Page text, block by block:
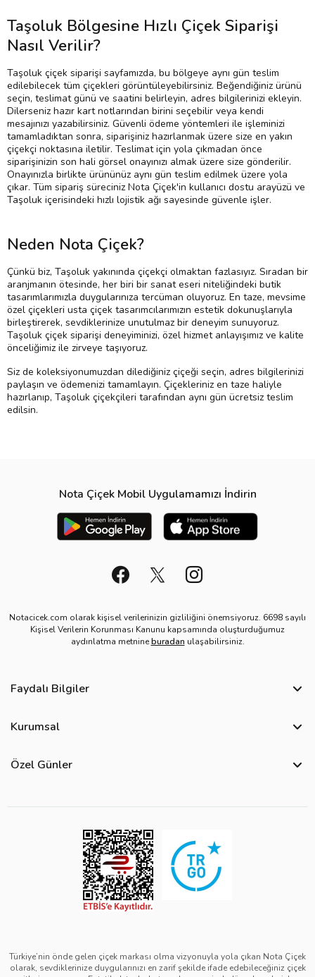
Taşoluk Bölgesine Hızlı Çiçek Siparişi
Nasıl Verilir?
Taşoluk çiçek siparişi sayfamızda, bu bölgeye aynı gün teslim
edilebilecek tüm çiçekleri görüntüleyebilirsiniz. Beğendiğiniz ürünü
seçin, teslimat günü ve saatini belirleyin, adres bilgilerinizi ekleyin.
Dilerseniz hazır kart notlarından birini seçebilir veya kendi
mesajınızı yazabilirsiniz. Güvenli ödeme yöntemleri ile işleminizi
tamamladıktan sonra, siparişiniz hazırlanmak üzere size en yakın
çiçekçi noktasına iletilir. Teslimat için yola çıkmadan önce
siparişinizin son hali görsel onayınızı almak üzere size gönderilir.
Onayınızla birlikte ürününüz aynı gün teslim edilmek üzere yola
çıkar. Tüm sipariş süreciniz Nota Çiçek'in kullanıcı dostu arayüzü ve
Taşoluk içerisindeki hızlı lojistik ağı sayesinde güvenle işler.
Neden Nota Çiçek?
Çünkü biz, Taşoluk yakınında çiçekçi olmaktan fazlasıyız. Sıradan bir
aranjmanın ötesinde, her biri bir sanat eseri niteliğindeki butik
tasarımlarımızla duygularınıza tercüman oluyoruz. En taze, mevsime
özel çiçekleri usta çiçek tasarımcılarımızın estetik dokunuşlarıyla
birleştirerek, sevdiklerinize unutulmaz bir deneyim sunuyoruz.
Taşoluk çiçek siparişi deneyiminizi, özel hizmet anlayışımız ve kalite
önceliğimiz ile zirveye taşıyoruz.
Siz de koleksiyonumuzdan dilediğiniz çiçeği seçin, adres bilgilerinizi
paylaşın ve ödemenizi tamamlayın. Çiçekleriniz en taze haliyle
hazırlanıp, Taşoluk çiçekçileri tarafından aynı gün ücretsiz teslim
edilsin.
Nota Çiçek Mobil Uygulamamızı İndirin
Notacicek.com olarak kişisel verilerinizin gizliliğini önemsiyoruz. 6698 sayılı
Kişisel Verilerin Korunması Kanunu kapsamında oluşturduğumuz
aydınlatma metnineburadan ulaşabilirsiniz.
Faydalı Bilgiler
Site Haritası
Görsel Kontrol Süreci
Ürün Sıralama Kriterleri
Kurumsal
Üyelik Sözleşmesi
Mesafeli Satış Sözleşmesi
Kurumsal Müşterilerimiz
Özel Günler
Kadınlar Günü Çiçekleri
Sevgililer Günü Çiçekleri
Anneler Günü Çiçekleri
Babalar Günü Çiçekleri
Türkiye’nin önde gelen çiçek markası olma vizyonuyla yola çıkan Nota Çiçek
olarak, sevdiklerinize duygularınızı en zarif şekilde ifade edebileceğiniz çiçek